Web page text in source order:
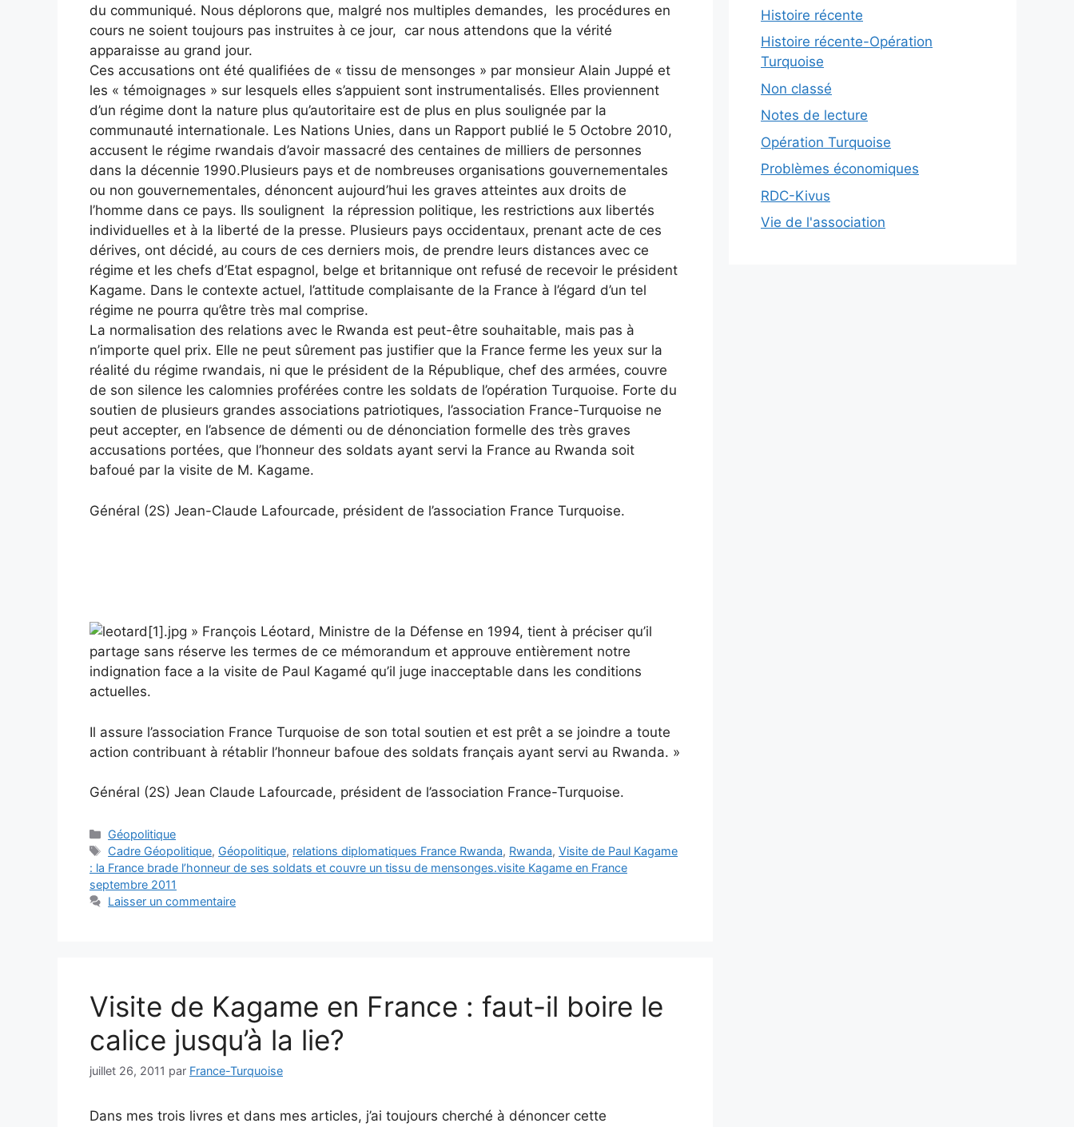
du communiqué. Nous déplorons que, malgré nos multiples demandes, les procédures en
cours ne soient toujours pas instruites à ce jour, car nous attendons que la vérité
apparaisse au grand jour.
Ces accusations ont été qualifiées de « tissu de mensonges » par monsieur Alain Juppé et
les « témoignages » sur lesquels elles s’appuient sont instrumentalisés. Elles proviennent
d’un régime dont la nature plus qu’autoritaire est de plus en plus soulignée par la
communauté internationale. Les Nations Unies, dans un Rapport publié le 5 Octobre 2010,
accusent le régime rwandais d’avoir massacré des centaines de milliers de personnes
dans la décennie 1990.Plusieurs pays et de nombreuses organisations gouvernementales
ou non gouvernementales, dénoncent aujourd’hui les graves atteintes aux droits de
l’homme dans ce pays. Ils soulignent la répression politique, les restrictions aux libertés
individuelles et à la liberté de la presse. Plusieurs pays occidentaux, prenant acte de ces
dérives, ont décidé, au cours de ces derniers mois, de prendre leurs distances avec ce
régime et les chefs d’Etat espagnol, belge et britannique ont refusé de recevoir le président
Kagame. Dans le contexte actuel, l’attitude complaisante de la France à l’égard d’un tel
régime ne pourra qu’être très mal comprise.
La normalisation des relations avec le Rwanda est peut-être souhaitable, mais pas à
n’importe quel prix. Elle ne peut sûrement pas justifier que la France ferme les yeux sur la
réalité du régime rwandais, ni que le président de la République, chef des armées, couvre
de son silence les calomnies proférées contre les soldats de l’opération Turquoise. Forte du
soutien de plusieurs grandes associations patriotiques, l’association France-Turquoise ne
peut accepter, en l’absence de démenti ou de dénonciation formelle des très graves
accusations portées, que l’honneur des soldats ayant servi la France au Rwanda soit
bafoué par la visite de M. Kagame.
Général (2S) Jean-Claude Lafourcade, président de l’association France Turquoise.
» François Léotard, Ministre de la Défense en 1994, tient à préciser qu’il
partage sans réserve les termes de ce mémorandum et approuve entièrement notre
indignation face a la visite de Paul Kagamé qu’il juge inacceptable dans les conditions
actuelles.
Il assure l’association France Turquoise de son total soutien et est prêt a se joindre a toute
action contribuant à rétablir l’honneur bafoue des soldats français ayant servi au Rwanda. »
Général (2S) Jean Claude Lafourcade, président de l’association France-Turquoise.
Catégories
Géopolitique
Étiquettes
Cadre Géopolitique, Géopolitique, relations diplomatiques France Rwanda, Rwanda,Visite de Paul Kagame
: la France brade l’honneur de ses soldats et couvre un tissu de mensonges.visite Kagame en France
septembre 2011
Laisser un commentaire
Visite de Kagame en France : faut-il boire le
calice jusqu’à la lie?
juillet 26, 2011 par France-Turquoise
Dans mes trois livres et dans mes articles, j’ai toujours cherché à dénoncer cette
Histoire récente
Histoire récente-Opération
Turquoise
Non classé
Notes de lecture
Opération Turquoise
Problèmes économiques
RDC-Kivus
Vie de l'association